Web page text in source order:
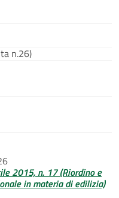
n.26)
2015, n. 17 (Riordino e
in materia di edilizia)